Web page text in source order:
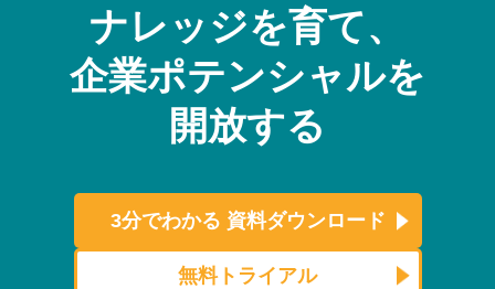
ご利用企業様の声
セキュリティ
よくある質問
資料ダウンロード
ナレッジを育て、
企業ポテンシャルを
開放する
3分でわかる 資料ダウンロード
無料トライアル